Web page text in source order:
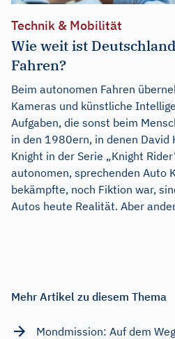
Technik & Mobilität
Wie weit ist
Fahren?
Beim autonomen Fahren
Kameras und künstliche
Aufgaben, die sonst beim
in den 1980ern, in denen David
Knight in der Serie „Knight
autonomen, sprechenden Auto
bekämpfte, noch Fiktion war,
Autos heute Realität. Aber
Mehr Artikel zu diesem Thema
Mondmission: Auf dem